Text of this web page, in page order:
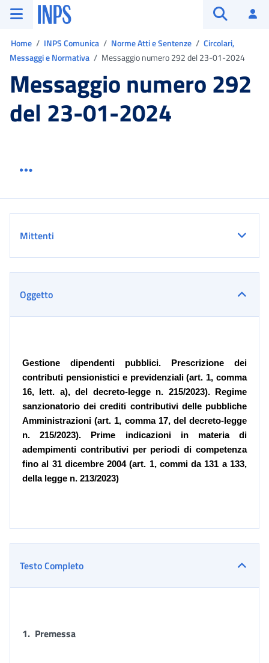
Vai al menu principale
Vai al contenuto principale
Vai al pie' di pagina
INPS ()
Home INPS Comunica Norme Atti e Sentenze
Circolari,
Messaggi e Normativa
Messaggio numero 292 del 23-01-2024
Messaggio numero 292
del 23-01-2024
Mittenti
Oggetto
Gestione dipendenti pubblici. Prescrizione dei
contributi pensionistici e previdenziali (art. 1, comma
16, lett. a), del decreto-legge n. 215/2023). Regime
sanzionatorio dei crediti contributivi delle pubbliche
Amministrazioni (art. 1, comma 17, del decreto-legge
n. 215/2023). Prime indicazioni in materia di
adempimenti contributivi per periodi di competenza
fino al 31 dicembre 2004 (art. 1, commi da 131 a 133,
della legge n. 213/2023)
Testo Completo
1. Premessa